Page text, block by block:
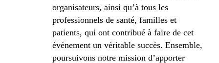
organisateurs, ainsi qu’à tous les
professionnels de santé, familles et
patients, qui ont contribué à faire de cet
événement un véritable succès. Ensemble,
poursuivons notre mission d’apporter